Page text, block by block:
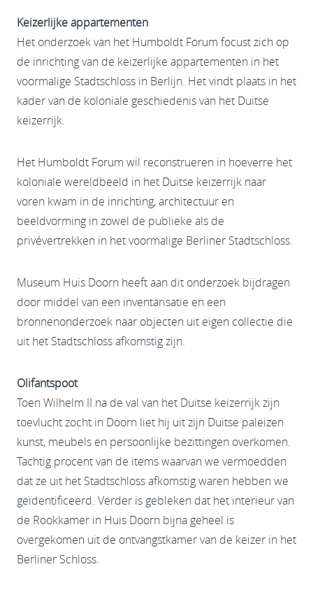
Keizerlijke appartementen
Het onderzoek van het Humboldt Forum focust zich op
de inrichting van de keizerlijke appartementen in het
voormalige Stadtschloss in Berlijn. Het vindt plaats in het
kader van de koloniale geschiedenis van het Duitse
keizerrijk.
Het Humboldt Forum wil reconstrueren in hoeverre het
koloniale wereldbeeld in het Duitse keizerrijk naar
voren kwam in de inrichting, architectuur en
beeldvorming in zowel de publieke als de
privévertrekken in het voormalige Berliner Stadtschloss.
Museum Huis Doorn heeft aan dit onderzoek bijdragen
door middel van een inventarisatie en een
bronnenonderzoek naar objecten uit eigen collectie die
uit het Stadtschloss afkomstig zijn.
Olifantspoot
Toen Wilhelm II na de val van het Duitse keizerrijk zijn
toevlucht zocht in Doorn liet hij uit zijn Duitse paleizen
kunst, meubels en persoonlijke bezittingen overkomen.
Tachtig procent van de items waarvan we vermoedden
dat ze uit het Stadtschloss afkomstig waren hebben we
geïdentificeerd. Verder is gebleken dat het interieur van
de Rookkamer in Huis Doorn bijna geheel is
overgekomen uit de ontvangstkamer van de keizer in het
Berliner Schloss.